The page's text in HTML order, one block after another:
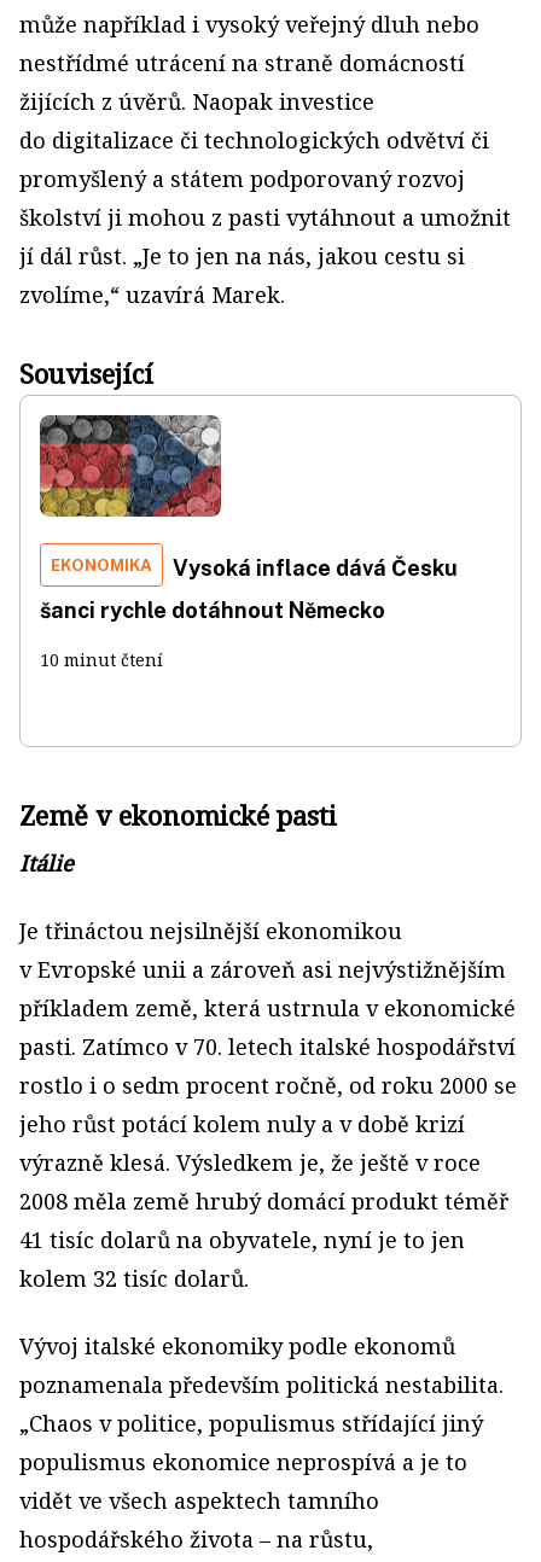
může například i vysoký veřejný dluh nebo
nestřídmé utrácení na straně domácností
žijících z úvěrů. Naopak investice
do digitalizace či technologických odvětví či
promyšlený a státem podporovaný rozvoj
školství ji mohou z pasti vytáhnout a umožnit
jí dál růst. „Je to jen na nás, jakou cestu si
zvolíme,“ uzavírá Marek.
Související
EKONOMIKA
Vysoká inflace dává Česku
šanci rychle dotáhnout Německo
10 minut čtení
Země v ekonomické pasti
Itálie
Je třináctou nejsilnější ekonomikou
v Evropské unii a zároveň asi nejvýstižnějším
příkladem země, která ustrnula v ekonomické
pasti. Zatímco v 70. letech italské hospodářství
rostlo i o sedm procent ročně, od roku 2000 se
jeho růst potácí kolem nuly a v době krizí
výrazně klesá. Výsledkem je, že ještě v roce
2008 měla země hrubý domácí produkt téměř
41 tisíc dolarů na obyvatele, nyní je to jen
kolem 32 tisíc dolarů.
Vývoj italské ekonomiky podle ekonomů
poznamenala především politická nestabilita.
„Chaos v politice, populismus střídající jiný
populismus ekonomice neprospívá a je to
vidět ve všech aspektech tamního
hospodářského života – na růstu,